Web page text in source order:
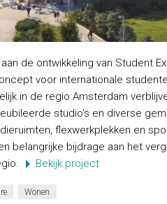
de ontwikkeling van Student
voor internationale
in de regio Amsterdam
studio's en diverse
flexwerkplekken en
belangrijke bijdrage aan het
Bekijk project
Wonen